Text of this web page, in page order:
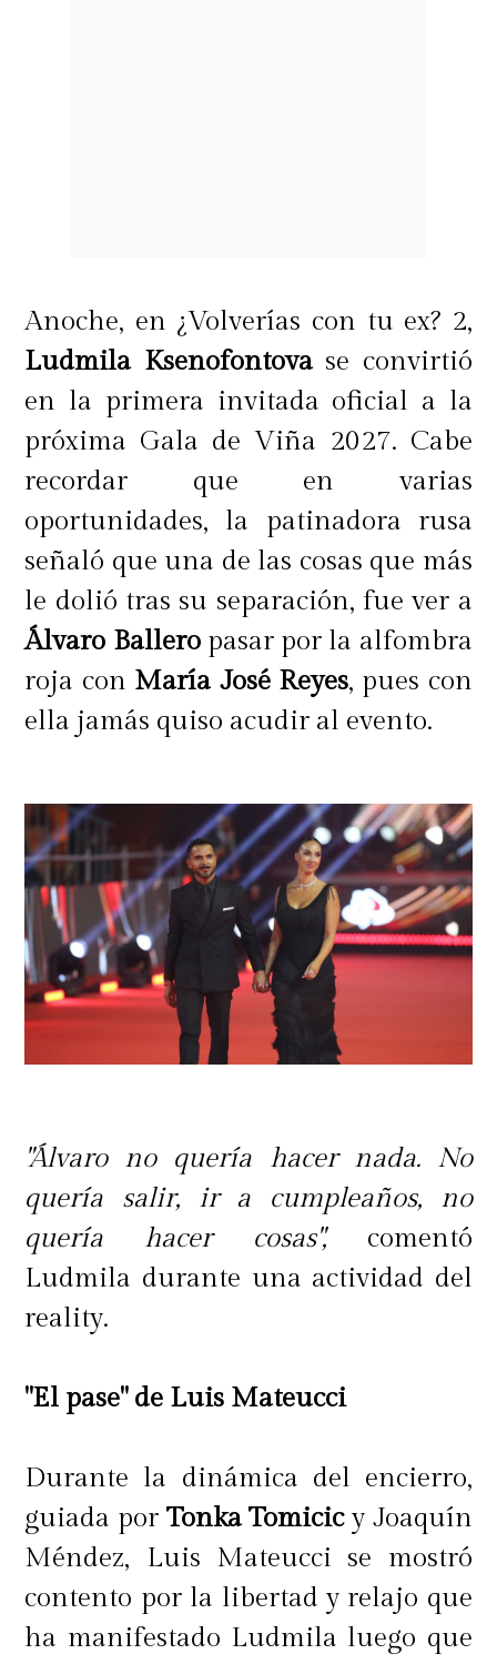
Anoche, en ¿Volverías con tu ex? 2,
Ludmila Ksenofontovase convirtió
en la primera invitada oficial a la
próxima Gala de Viña 2027. Cabe
recordar que en varias
oportunidades, la patinadora rusa
señaló que una de las cosas que más
le dolió tras su separación, fue ver a
Álvaro Balleropasar por la alfombra
roja con María José Reyes, pues con
ella jamás quiso acudir al evento.
"Álvaro no quería hacer nada. No
quería salir, ir a cumpleaños, no
quería hacer cosas",comentó
Ludmila durante una actividad del
reality.
"El pase" de Luis Mateucci
Durante la dinámica del encierro,
guiada por Tonka Tomicicy Joaquín
Méndez, Luis Mateucci se mostró
contento por la libertad y relajo que
ha manifestado Ludmila luego que